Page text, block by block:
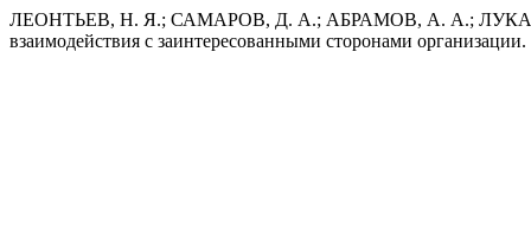
ЛЕОНТЬЕВ, Н. Я.; САМАРОВ, Д. А.; АБРАМОВ, А. А.;
взаимодействия с заинтересованными сторонами организации.